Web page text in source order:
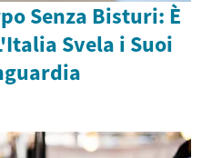
Senza Bisturi: È
Svela i Suoi